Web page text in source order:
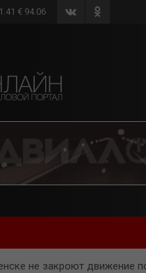
€ 94.06
не закроют движение